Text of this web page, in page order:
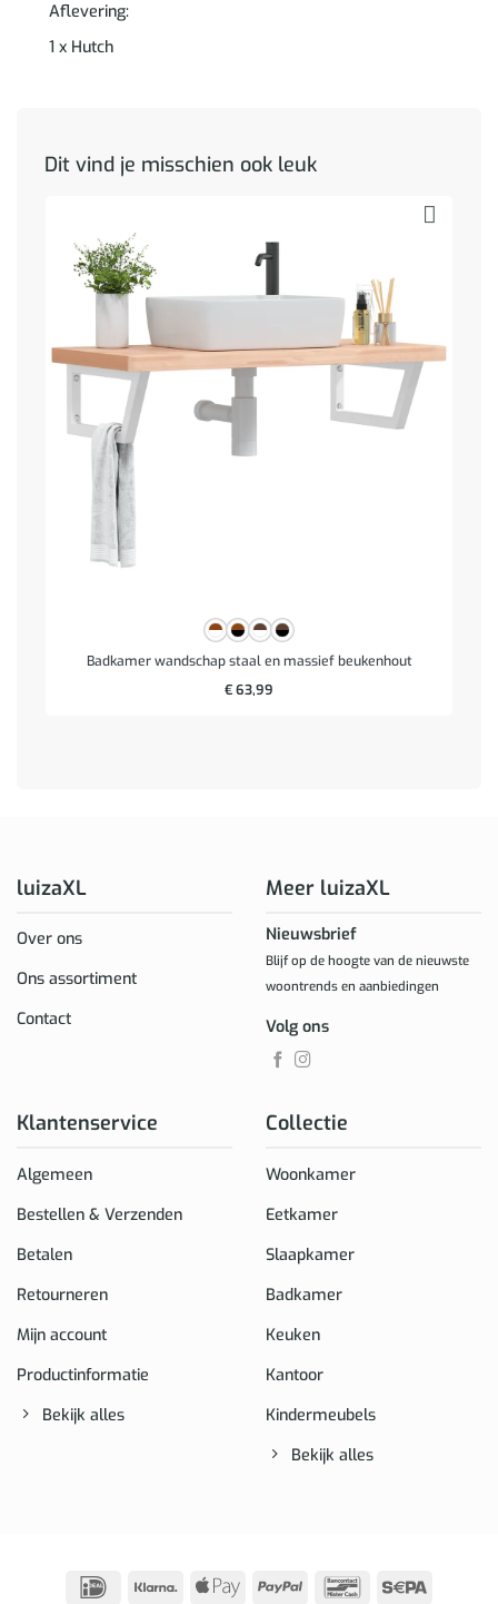
Aflevering:
1 x Hutch
Dit vind je misschien ook leuk
Badkamer wandschap staal en massief beukenhout
€63,99
luizaXL
Over ons
Ons assortiment
Contact
Klantenservice
Algemeen
Bestellen & Verzenden
Betalen
Retourneren
Mijn account
Productinformatie
Bekijk alles
Collectie
Woonkamer
Eetkamer
Slaapkamer
Badkamer
Keuken
Kantoor
Kindermeubels
Bekijk alles
Meer luizaXL
Nieuwsbrief
Blijf op de hoogte van de nieuwste
woontrends en aanbiedingen
Volg ons
IDeal Klarna
Apple
PayPal Bancontact